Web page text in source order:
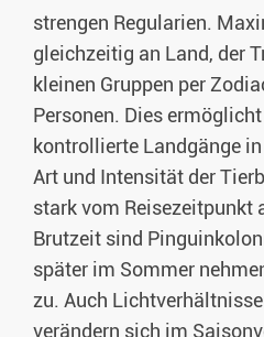
strengen Regularien.
gleichzeitig an Land, der
kleinen Gruppen per
Personen. Dies
kontrollierte Landgänge
Art und Intensität der
stark vom Reisezeitpunkt
Brutzeit sind
später im Sommer
zu. Auch
verändern sich im